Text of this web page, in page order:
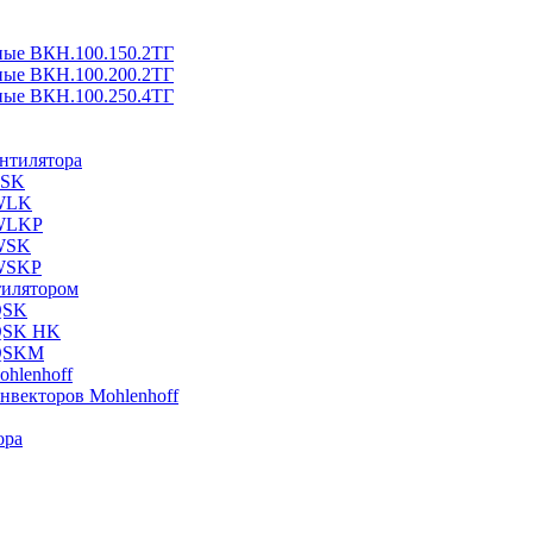
ВКН.100.150.2ТГ
ВКН.100.200.2ТГ
ВКН.100.250.4ТГ
HK
Mohlenhoff